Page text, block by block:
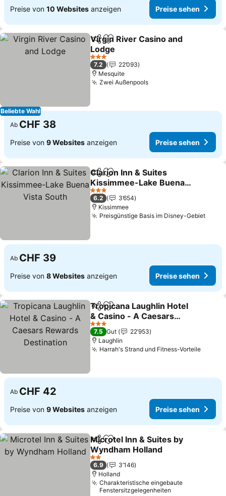
Preise von 10 Websites anzeigen Preise sehen
Beliebte Wahl
TeilenZu Favoriten hinzufügen
Virgin River Casino and
Lodge
Preise sehen
3 Sterne
7.2
22’093
Mesquite
Zwei AußenpoolsPreise sehen
Ab CHF 38
Preise von 9 Websites anzeigen Preise sehen
TeilenZu Favoriten hinzufügen
Clarion Inn & Suites
Kissimmee-Lake Buena
Vista South
Preise sehen
3 Sterne
6.2
3’654
Kissimmee
Preisgünstige Basis im Disney-Gebiet
Ab CHF 39
Preise von 8 Websites anzeigen Preise sehen
TeilenZu Favoriten hinzufügen
Tropicana Laughlin Hotel
& Casino - A Caesars
Rewards Destination
Preise sehen
3 Sterne
7.5 Gut
22’953
Laughlin
Harrah's Strand und Fitness-Vorteile
Ab CHF 42
Preise von 9 Websites anzeigen Preise sehen
TeilenZu Favoriten hinzufügen
Microtel Inn & Suites by
Wyndham Holland
Preise sehen
2 Sterne
6.9
3’146
Holland
Charakteristische eingebaute
Fenstersitzgelegenheiten